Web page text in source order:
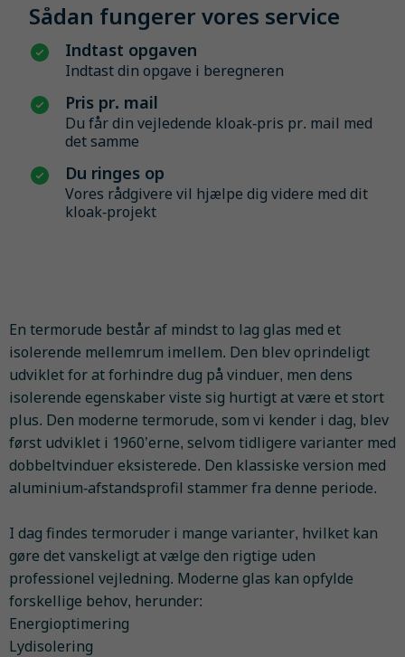
Sådan fungerer vores service
Indtast opgaven
Indtast din opgave i beregneren
Pris pr. mail
Du får din vejledende kloak-pris pr. mail med
det samme
Du ringes op
Vores rådgivere vil hjælpe dig videre med dit
kloak-projekt
En termorude består af mindst to lag glas med et
isolerende mellemrum imellem. Den blev oprindeligt
udviklet for at forhindre dug på vinduer, men dens
isolerende egenskaber viste sig hurtigt at være et stort
plus. Den moderne termorude, som vi kender i dag, blev
først udviklet i 1960’erne, selvom tidligere varianter med
dobbeltvinduer eksisterede. Den klassiske version med
aluminium-afstandsprofil stammer fra denne periode.
I dag findes termoruder i mange varianter, hvilket kan
gøre det vanskeligt at vælge den rigtige uden
professionel vejledning. Moderne glas kan opfylde
forskellige behov, herunder:
Energioptimering
Lydisolering